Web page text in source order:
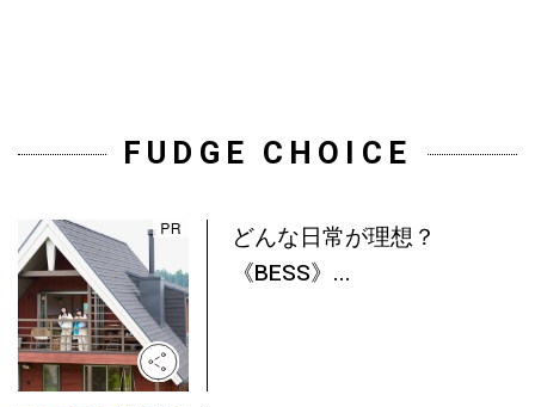
FUDGE CHOICE
どんな日常が理想？
《BESS》...